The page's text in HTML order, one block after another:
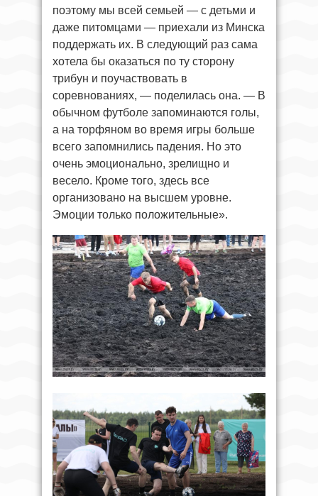
поэтому мы всей семьей — с детьми и
даже питомцами — приехали из Минска
поддержать их. В следующий раз сама
хотела бы оказаться по ту сторону
трибун и поучаствовать в
соревнованиях, — поделилась она. — В
обычном футболе запоминаются голы,
а на торфяном во время игры больше
всего запомнились падения. Но это
очень эмоционально, зрелищно и
весело. Кроме того, здесь все
организовано на высшем уровне.
Эмоции только положительные».